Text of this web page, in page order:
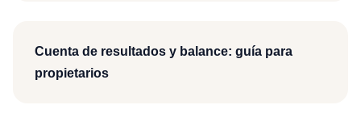
Cuenta de resultados y balance: guía para
propietarios